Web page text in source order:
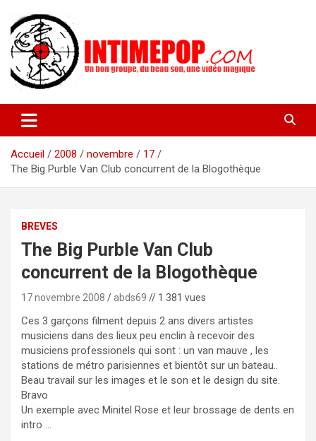
contenu
intimepop.com
actuelles pop rock, post-rock, indé sur Lyon. rock pop concert
lyon
Accueil
2008 novembre
17
The Big Purble Van Club concurrent de la Blogothèque
BREVES
The Big Purble Van Club
concurrent de la Blogothèque
17 novembre 2008 abds69 // 1 381 vues
Ces 3 garçons filment depuis 2 ans divers artistes
musiciens dans des lieux peu enclin à recevoir des
musiciens professionels qui sont : un van mauve , les
stations de métro parisiennes et bientôt sur un bateau..
Beau travail sur les images et le son et le design du site.
Bravo
Un exemple avec Minitel Rose et leur brossage de dents en
intro …